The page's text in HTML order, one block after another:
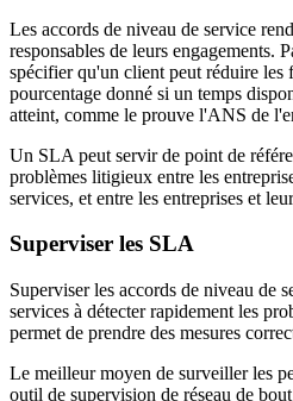
Les accords de niveau de service
responsables de leurs engagements.
spécifier qu'un client peut réduire les
pourcentage donné si un temps
atteint, comme le prouve l'ANS de
Un SLA peut servir de point de
problèmes litigieux entre les
services, et entre les entreprises et
Superviser les SLA
Superviser les accords de niveau de
services à détecter rapidement les
permet de prendre des mesures
Le meilleur moyen de surveiller les
outil de supervision de réseau de